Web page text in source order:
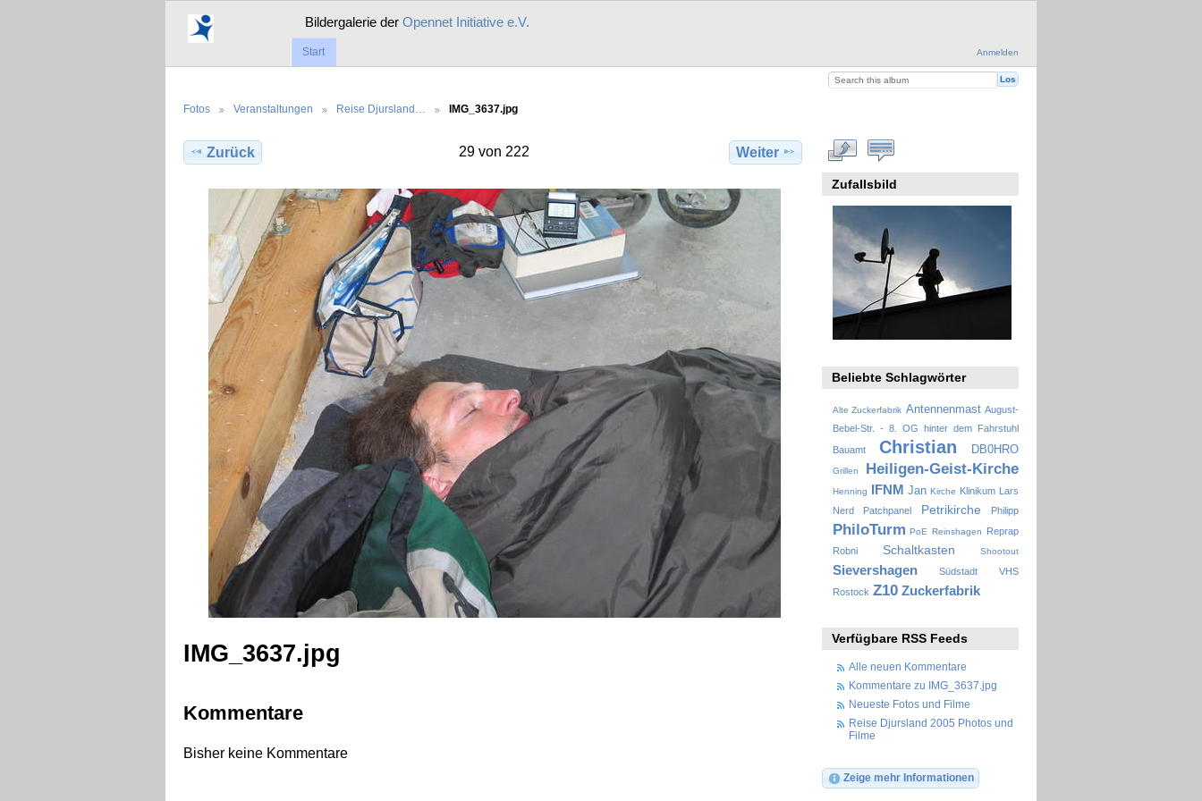
Bildergalerie derOpennet Initiative e.V.
Anmelden
Start
Fotos Veranstaltungen Reise Djursland… IMG_3637.jpg
Zurück 29 von 222 Weiter
IMG_3637.jpg
Kommentare
Bisher keine Kommentare
Zufallsbild
Beliebte Schlagwörter
Alte Zuckerfabrik Antennenmast August-
Bebel-Str. - 8. OG hinter dem Fahrstuhl
Bauamt
Christian DB0HRO
Grillen Heiligen-Geist-Kirche
Henning IFNM Jan Kirche Klinikum Lars
Nerd
Patchpanel Petrikirche Philipp
PhiloTurm PoE Reinshagen
Reprap
Robni
Schaltkasten Shootout
Sievershagen Südstadt
VHS
Rostock Z10 Zuckerfabrik
Verfügbare RSS Feeds
Alle neuen Kommentare
Kommentare zu IMG_3637.jpg
Neueste Fotos und Filme
Reise Djursland 2005 Photos und
Filme
Zeige mehr Informationen